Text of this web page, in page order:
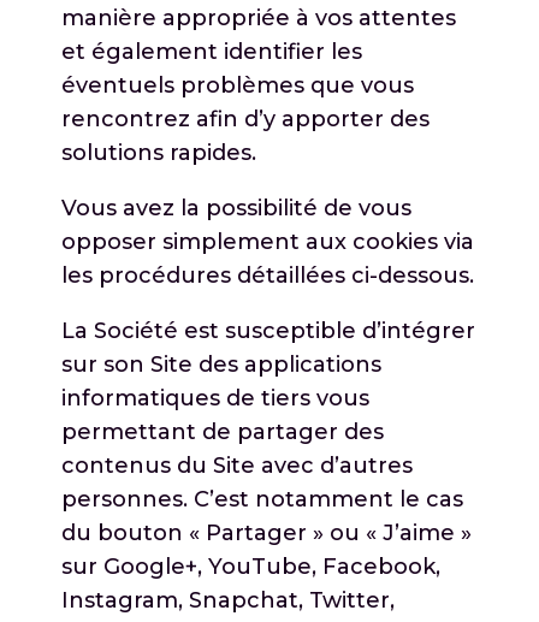
manière appropriée à vos attentes
et également identifier les
éventuels problèmes que vous
rencontrez afin d’y apporter des
solutions rapides.
Vous avez la possibilité de vous
opposer simplement aux cookies via
les procédures détaillées ci-dessous.
La Société est susceptible d’intégrer
sur son Site des applications
informatiques de tiers vous
permettant de partager des
contenus du Site avec d’autres
personnes. C’est notamment le cas
du bouton « Partager » ou « J’aime »
sur Google+, YouTube, Facebook,
Instagram, Snapchat, Twitter,